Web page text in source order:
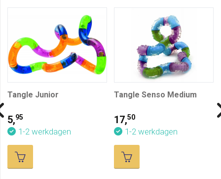
Tangle Junior
5,95
1-2 werkdagen
Tangle Senso Medium
17,50
1-2 werkdagen